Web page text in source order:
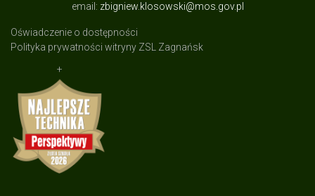
email: zbigniew.klosowski@mos.gov.pl
Oświadczenie o dostępności
Polityka prywatności witryny ZSL Zagnańsk
+